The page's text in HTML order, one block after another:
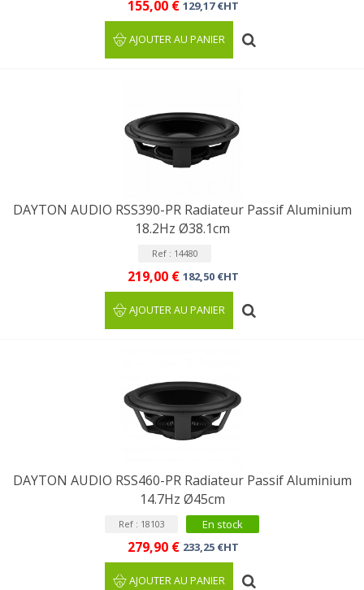
155,00 € 129,17 €HT
AJOUTER AU PANIER
DAYTON AUDIO RSS390-PR Radiateur Passif Aluminium
18.2Hz Ø38.1cm
Ref : 14480
219,00 € 182,50 €HT
AJOUTER AU PANIER
DAYTON AUDIO RSS460-PR Radiateur Passif Aluminium
14.7Hz Ø45cm
Ref : 18103 En stock
279,90 € 233,25 €HT
AJOUTER AU PANIER